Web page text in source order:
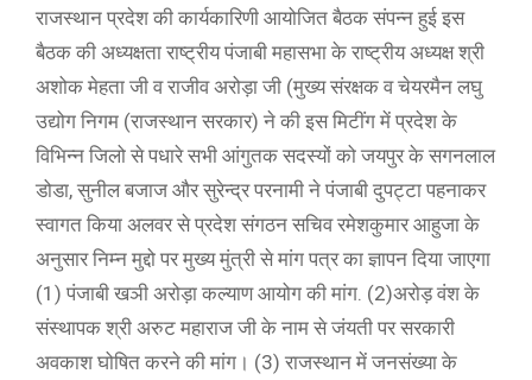
राजस्थान प्रदेश की कार्यकारिणी आयोजित बैठक संपन्न हुई इस
बैठक की अध्यक्षता राष्ट्रीय पंजाबी महासभा के राष्ट्रीय अध्यक्ष श्री
अशोक मेहता जी व राजीव अरोड़ा जी (मुख्य संरक्षक व चेयरमैन लघु
उद्योग निगम (राजस्थान सरकार) ने की इस मिटींग में प्रदेश के
विभिन्न जिलो से पधारे सभी आंगुतक सदस्यों को जयपुर के सगनलाल
डोडा, सुनील बजाज और सुरेन्द्र परनामी ने पंजाबी दुपट्टा पहनाकर
स्वागत किया अलवर से प्रदेश संगठन सचिव रमेशकुमार आहुजा के
अनुसार निम्न मुद्दो पर मुख्य मुंत्री से मांग पत्र का ज्ञापन दिया जाएगा
(1) पंजाबी खञी अरोड़ा कल्याण आयोग की मांग. (2)अरोड़ वंश के
संस्थापक श्री अरुट महाराज जी के नाम से जंयती पर सरकारी
अवकाश घोषित करने की मांग। (3) राजस्थान में जनसंख्या के